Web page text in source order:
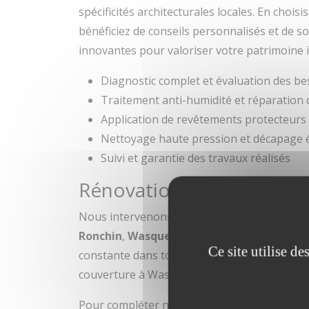
spécificités architecturales locales. En
bénéficiez de conseils personnalisés et de
innovantes pour valoriser votre patrimoine
Diagnostic complet et évaluation des
Traitement anti-humidité et réparation
Application de revêtements
Nettoyage haute pression et décapage
Suivi et garantie des travaux réalisés
Rénovation de façade
Nous intervenons régulièrement dans le
Ronchin, Wasquehal
. Notre
constante dans toute la Métropole Lilloise.
couverture à Wasquehal, notre société est
Pour compléter nos services de façade,
Ce site utilise